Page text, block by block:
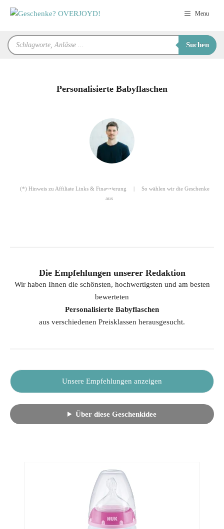
Inhalt
Menu
Products
search
Suchen
Personalisierte Babyflaschen
(*) Hinweis zu Affiliate Links & Finanzierung |
So wählen wir die Geschenke
aus
Die Empfehlungen unserer Redaktion
Wir haben Ihnen die schönsten, hochwertigsten und am besten
bewerteten
Personalisierte Babyflaschen
aus verschiedenen Preisklassen herausgesucht.
Unsere Empfehlungen anzeigen
Über diese Geschenkidee